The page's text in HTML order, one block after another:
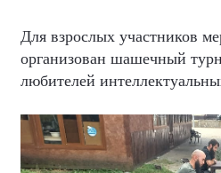
Для взрослых участников
организован шашечный
любителей